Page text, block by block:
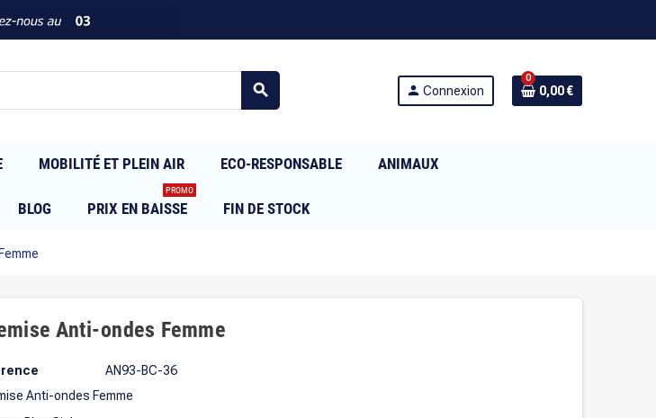
search person Connexion
0
0,00 €
MOBILITÉ ET PLEIN AIR ECO-RESPONSABLE ANIMAUX
BLOG PRIX EN BAISSE
PROMO
FIN DE STOCK
Anti-ondes Femme
AN93-BC-36
Anti-ondes Femme